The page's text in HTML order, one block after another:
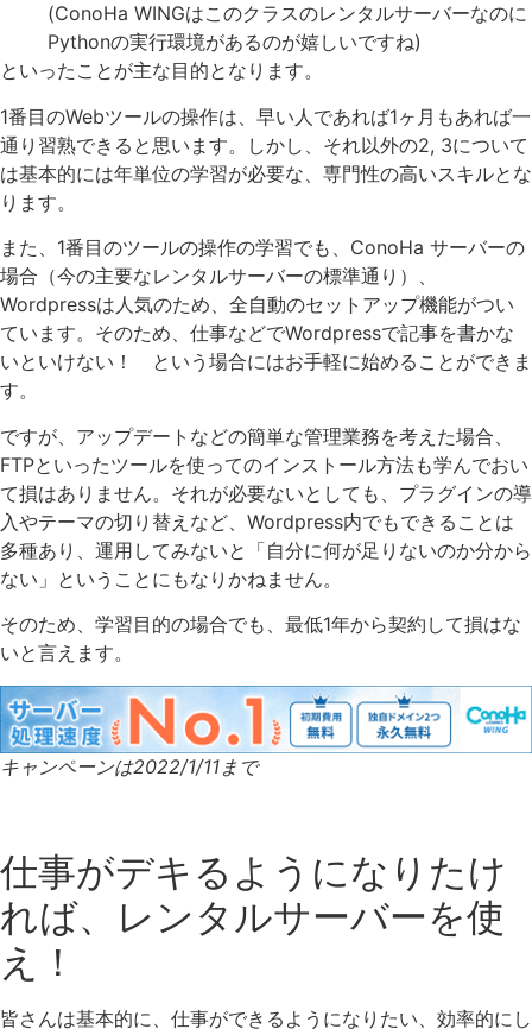
(ConoHa WINGはこのクラスのレンタルサーバーなのに
Pythonの実行環境があるのが嬉しいですね)
といったことが主な目的となります。
1番目のWebツールの操作は、早い人であれば1ヶ月もあれば一
通り習熟できると思います。しかし、それ以外の2, 3について
は基本的には年単位の学習が必要な、専門性の高いスキルとな
ります。
また、1番目のツールの操作の学習でも、ConoHa サーバーの
場合（今の主要なレンタルサーバーの標準通り）、
Wordpressは人気のため、全自動のセットアップ機能がつい
ています。そのため、仕事などでWordpressで記事を書かな
いといけない！ という場合にはお手軽に始めることができま
す。
ですが、アップデートなどの簡単な管理業務を考えた場合、
FTPといったツールを使ってのインストール方法も学んでおい
て損はありません。それが必要ないとしても、プラグインの導
入やテーマの切り替えなど、Wordpress内でもできることは
多種あり、運用してみないと「自分に何が足りないのか分から
ない」ということにもなりかねません。
そのため、学習目的の場合でも、最低1年から契約して損はな
いと言えます。
キャンペーンは2022/1/11まで
仕事がデキるようになりたけ
れば、レンタルサーバーを使
え！
皆さんは基本的に、仕事ができるようになりたい、効率的にし